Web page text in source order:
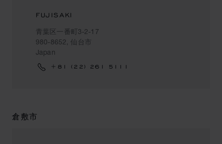
FUJISAKI
青葉区一番町3-2-17
980-8652, 仙台市
Japan
+81 (22) 261 5111
倉敷市